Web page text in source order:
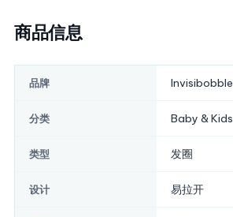
商品信息
品牌 Invisibobble
分类 Baby & Kids
类型 发圈
设计 易拉开